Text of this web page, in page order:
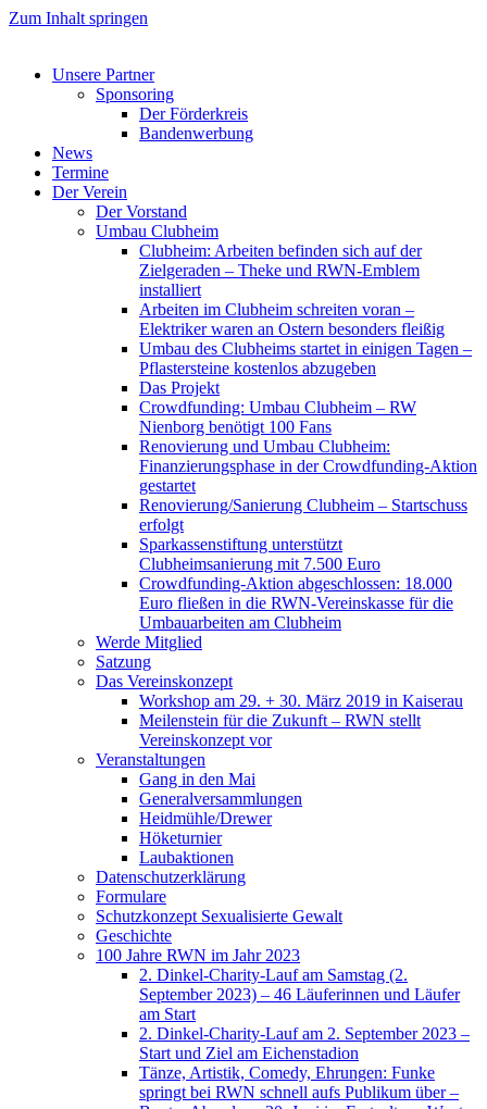
Zum Inhalt springen
Unsere Partner
Sponsoring
Der Förderkreis
Bandenwerbung
News
Termine
Der Verein
Der Vorstand
Umbau Clubheim
Clubheim: Arbeiten befinden sich auf der
Zielgeraden – Theke und RWN-Emblem
installiert
Arbeiten im Clubheim schreiten voran –
Elektriker waren an Ostern besonders fleißig
Umbau des Clubheims startet in einigen Tagen –
Pflastersteine kostenlos abzugeben
Das Projekt
Crowdfunding: Umbau Clubheim – RW
Nienborg benötigt 100 Fans
Renovierung und Umbau Clubheim:
Finanzierungsphase in der Crowdfunding-Aktion
gestartet
Renovierung/Sanierung Clubheim – Startschuss
erfolgt
Sparkassenstiftung unterstützt
Clubheimsanierung mit 7.500 Euro
Crowdfunding-Aktion abgeschlossen: 18.000
Euro fließen in die RWN-Vereinskasse für die
Umbauarbeiten am Clubheim
Werde Mitglied
Satzung
Das Vereinskonzept
Workshop am 29. + 30. März 2019 in Kaiserau
Meilenstein für die Zukunft – RWN stellt
Vereinskonzept vor
Veranstaltungen
Gang in den Mai
Generalversammlungen
Heidmühle/Drewer
Höketurnier
Laubaktionen
Datenschutzerklärung
Formulare
Schutzkonzept Sexualisierte Gewalt
Geschichte
100 Jahre RWN im Jahr 2023
2. Dinkel-Charity-Lauf am Samstag (2.
September 2023) – 46 Läuferinnen und Läufer
am Start
2. Dinkel-Charity-Lauf am 2. September 2023 –
Start und Ziel am Eichenstadion
Tänze, Artistik, Comedy, Ehrungen: Funke
springt bei RWN schnell aufs Publikum über –